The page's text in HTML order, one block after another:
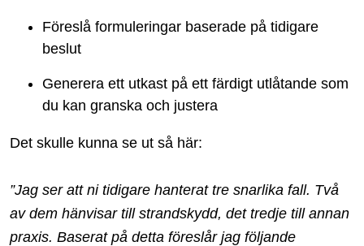
Föreslå formuleringar baserade på tidigare
beslut
Generera ett utkast på ett färdigt utlåtande som
du kan granska och justera
Det skulle kunna se ut så här:
”Jag ser att ni tidigare hanterat tre snarlika fall. Två
av dem hänvisar till strandskydd, det tredje till annan
praxis. Baserat på detta föreslår jag följande